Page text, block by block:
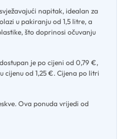
napitak, idealan za
u pakiranju od 1,5 litre, a
što doprinosi očuvanju
je po cijeni od 0,79 €,
cijenu od 1,25 €. Cijena po litri
. Ova ponuda vrijedi od